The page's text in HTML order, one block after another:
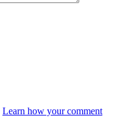
Learn how your comment